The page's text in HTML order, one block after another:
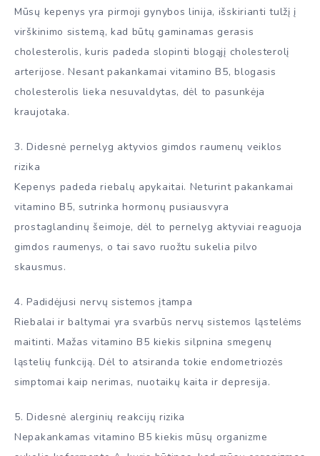
Mūsų kepenys yra pirmoji gynybos linija, išskirianti tulžį į
virškinimo sistemą, kad būtų gaminamas gerasis
cholesterolis, kuris padeda slopinti blogąjį cholesterolį
arterijose. Nesant pakankamai vitamino B5, blogasis
cholesterolis lieka nesuvaldytas, dėl to pasunkėja
kraujotaka.
3. Didesnė pernelyg aktyvios gimdos raumenų veiklos
rizika
Kepenys padeda riebalų apykaitai. Neturint pakankamai
vitamino B5, sutrinka hormonų pusiausvyra
prostaglandinų šeimoje, dėl to pernelyg aktyviai reaguoja
gimdos raumenys, o tai savo ruožtu sukelia pilvo
skausmus.
4. Padidėjusi nervų sistemos įtampa
Riebalai ir baltymai yra svarbūs nervų sistemos ląstelėms
maitinti. Mažas vitamino B5 kiekis silpnina smegenų
ląstelių funkciją. Dėl to atsiranda tokie endometriozės
simptomai kaip nerimas, nuotaikų kaita ir depresija.
5. Didesnė alerginių reakcijų rizika
Nepakankamas vitamino B5 kiekis mūsų organizme